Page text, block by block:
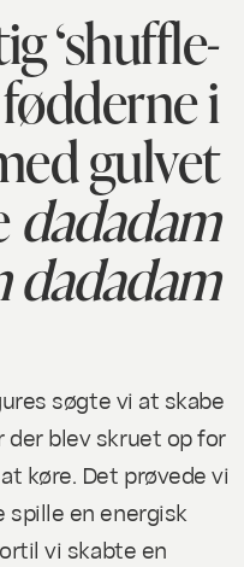
‘shuffle-
fødderne i
gulvet
dadadam
dadadam
søgte vi at skabe
blev skruet op for
køre. Det prøvede vi
en energisk
vi skabte en